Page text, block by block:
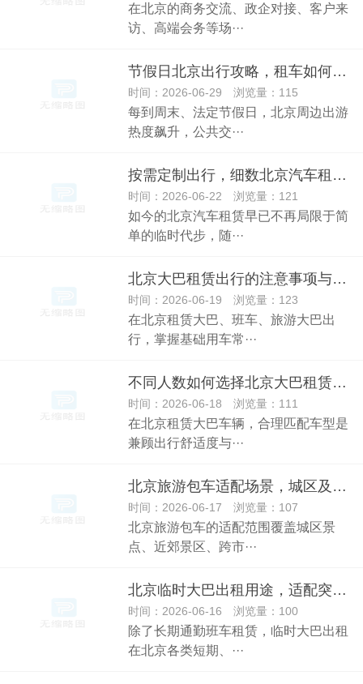
在北京的商务交流、政企对接、客户来
访、高端会务等场···
节假日北京出行攻略，租车如何避开痛点高效出行
时间：2026-06-29 浏览量：115
每到周末、法定节假日，北京周边出游
热度飙升，公共交···
按需定制出行，细数北京汽车租赁的多元适配场景
时间：2026-06-22 浏览量：121
如今的北京汽车租赁早已不再局限于简
单的临时代步，随···
北京大巴租赁出行的注意事项与实用常识
时间：2026-06-19 浏览量：123
在北京租赁大巴、班车、旅游大巴出
行，掌握基础用车常···
不同人数如何选择北京大巴租赁车型
时间：2026-06-18 浏览量：111
在北京租赁大巴车辆，合理匹配车型是
兼顾出行舒适度与···
北京旅游包车适配场景，城区及周边出游全覆盖
时间：2026-06-17 浏览量：107
北京旅游包车的适配范围覆盖城区景
点、近郊景区、跨市···
北京临时大巴出租用途，适配突发性活动出行
时间：2026-06-16 浏览量：100
除了长期通勤班车租赁，临时大巴出租
在北京各类短期、···